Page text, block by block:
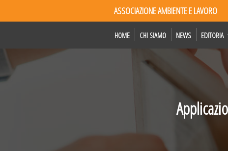
ASSOCIAZIONE AMBIENTE E LAVORO
HOME CHI SIAMO NEWS EDITORIA